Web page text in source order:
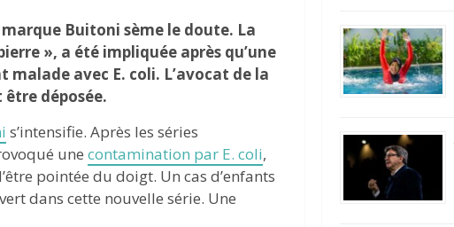
Buitoni sème le doute. La
», a été impliquée après qu’une
avec E. coli. L’avocat de la
déposée.
s’intensifie. Après les séries
une contamination par E. coli,
pointée du doigt. Un cas d’enfants
dans cette nouvelle série. Une